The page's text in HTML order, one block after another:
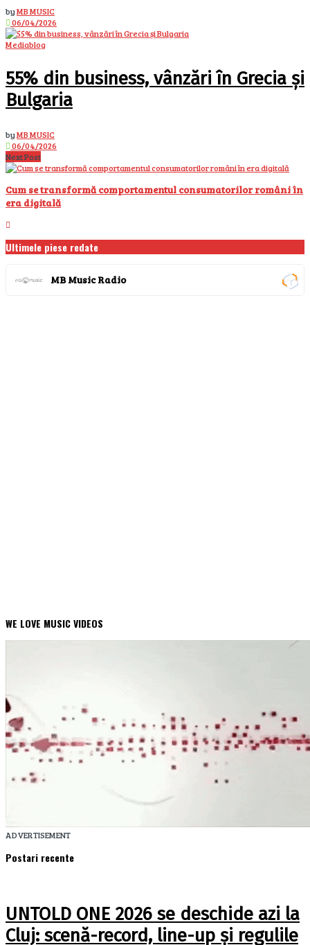
byMB MUSIC
06/04/2026
Mediablog
55% din business, vânzări în Grecia și
Bulgaria
byMB MUSIC
06/04/2026
Next Post
Cum se transformă comportamentul consumatorilor români în
era digitală
Ultimele piese redate
MB Music Radio
WE LOVE MUSIC VIDEOS
ADVERTISEMENT
Postari recente
UNTOLD ONE 2026 se deschide azi la
Cluj: scenă-record, line-up și regulile